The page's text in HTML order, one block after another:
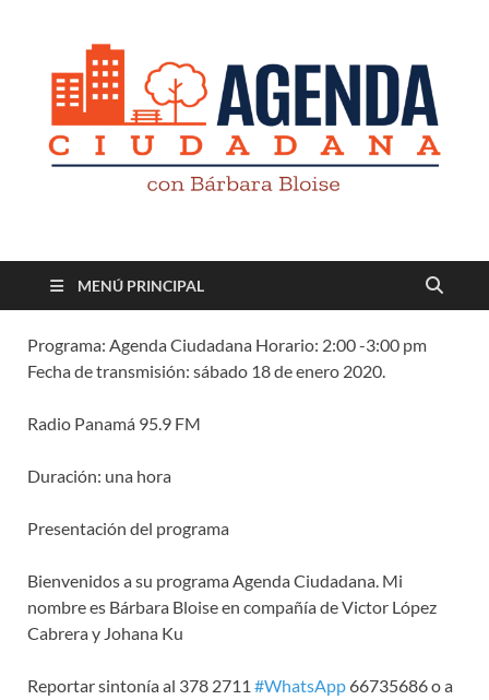
Revista digital
MENÚ PRINCIPAL
Programa: Agenda Ciudadana Horario: 2:00 -3:00 pm
Fecha de transmisión: sábado 18 de enero 2020.
Radio Panamá 95.9 FM
Duración: una hora
Presentación del programa
Bienvenidos a su programa Agenda Ciudadana. Mi
nombre es Bárbara Bloise en compañía de Victor López
Cabrera y Johana Ku
Reportar sintonía al 378 2711 #WhatsApp 66735686 o a